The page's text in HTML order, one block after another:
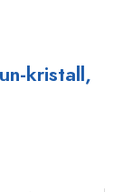
kristall,